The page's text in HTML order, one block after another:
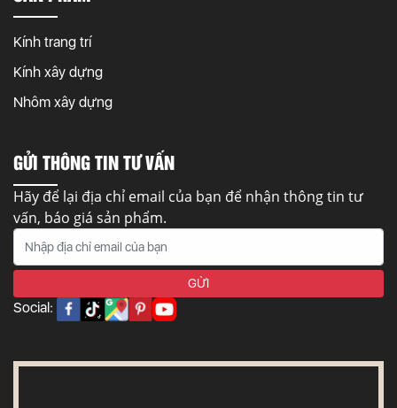
Kính trang trí
Kính xây dựng
Nhôm xây dựng
GỬI THÔNG TIN TƯ VẤN
Hãy để lại địa chỉ email của bạn để nhận thông tin tư
vấn, báo giá sản phẩm.
Social: